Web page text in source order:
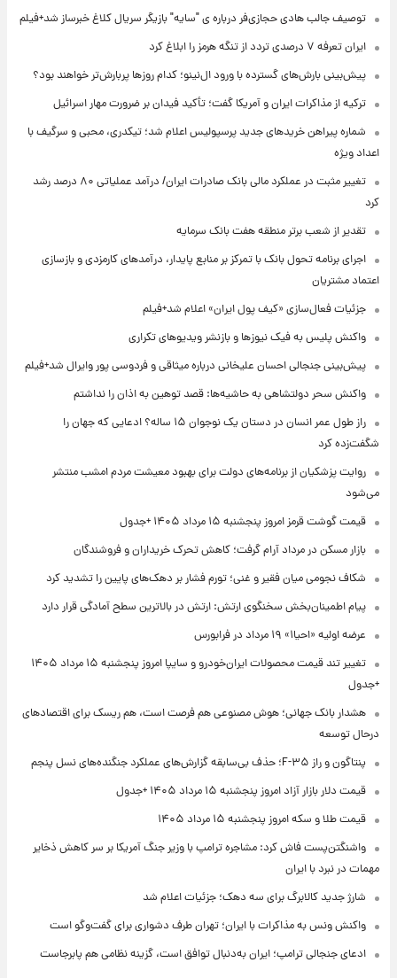
توصیف جالب هادی حجازی‌فر درباره ی "سایه" بازیگر سریال کلاغ خبرساز شد+فیلم
ایران تعرفه ۷ درصدی تردد از تنگه هرمز را ابلاغ کرد
پیش‌بینی بارش‌های گسترده با ورود ال‌نینو؛ کدام روزها پربارش‌تر خواهند بود؟
ترکیه از مذاکرات ایران و آمریکا گفت؛ تأکید فیدان بر ضرورت مهار اسرائیل
شماره پیراهن خریدهای جدید پرسپولیس اعلام شد؛ تیکدری، محبی و سرگیف با
اعداد ویژه
تغییر مثبت در عملکرد مالی بانک صادرات ایران/ درآمد عملیاتی ۸۰ درصد رشد
کرد
تقدیر از شعب برتر منطقه هفت بانک سرمایه
اجرای برنامه تحول بانک با تمرکز بر منابع پایدار، درآمدهای کارمزدی و بازسازی
اعتماد مشتریان
جزئیات فعال‌سازی «کیف پول ایران» اعلام شد+فیلم
واکنش پلیس به فیک نیوزها و بازنشر ویدیوهای تکراری
پیش‌بینی جنجالی احسان علیخانی درباره میثاقی و فردوسی پور وایرال شد+فیلم
واکنش سحر دولتشاهی به حاشیه‌ها: قصد توهین به اذان را نداشتم
راز طول عمر انسان در دستان یک نوجوان ۱۵ ساله؟ ادعایی که جهان را
شگفت‌زده کرد
روایت پزشکیان از برنامه‌های دولت برای بهبود معیشت مردم امشب منتشر
می‌شود
قیمت گوشت قرمز امروز پنجشنبه ۱۵ مرداد ۱۴۰۵ +جدول
بازار مسکن در مرداد آرام گرفت؛ کاهش تحرک خریداران و فروشندگان
شکاف نجومی میان فقیر و غنی؛ تورم فشار بر دهک‌های پایین را تشدید کرد
پیام اطمینان‌بخش سخنگوی ارتش: ارتش در بالاترین سطح آمادگی قرار دارد
عرضه اولیه «احیا۱» ۱۹ مرداد در فرابورس
تغییر تند قیمت محصولات ایران‌خودرو و سایپا امروز پنجشنبه ۱۵ مرداد ۱۴۰۵
+جدول
هشدار بانک جهانی؛ هوش مصنوعی هم فرصت است، هم ریسک برای اقتصادهای
درحال توسعه
پنتاگون و راز F-۳۵؛ حذف بی‌سابقه گزارش‌های عملکرد جنگنده‌های نسل پنجم
قیمت دلار بازار آزاد امروز پنجشنبه ۱۵ مرداد ۱۴۰۵ +جدول
قیمت طلا و سکه امروز پنجشنبه ۱۵ مرداد ۱۴۰۵
واشنگتن‌پست فاش کرد: مشاجره ترامپ با وزیر جنگ آمریکا بر سر کاهش ذخایر
مهمات در نبرد با ایران
شارژ جدید کالابرگ برای سه دهک؛ جزئیات اعلام شد
واکنش ونس به مذاکرات با ایران؛ تهران طرف دشواری برای گفت‌وگو است
ادعای جنجالی ترامپ؛ ایران به‌دنبال توافق است، گزینه نظامی هم پابرجاست